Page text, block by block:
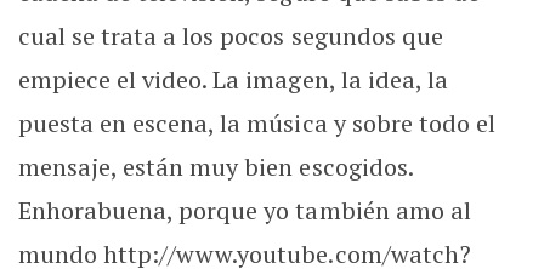
cual se trata a los pocos segundos que
empiece el video. La imagen, la idea, la
puesta en escena, la música y sobre todo el
mensaje, están muy bien escogidos.
Enhorabuena, porque yo también amo al
mundo http://www.youtube.com/watch?